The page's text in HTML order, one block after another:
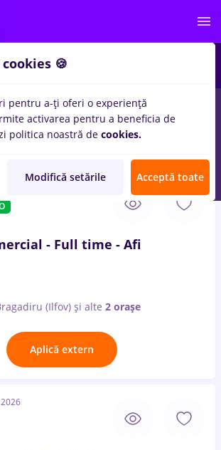
(de acasă) București Cluj-
- Full time - Afi
(Ilfov) și alte 2 orașe
Aplică extern
🍪
pentru a-ți oferi o experiență
activarea pentru a beneficia de
politica noastră de cookies.
Modifică setările Acceptă toate